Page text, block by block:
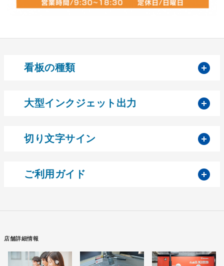
看板の種類
大型インクジェット出力
切り文字サイン
ご利用ガイド
店舗詳細情報